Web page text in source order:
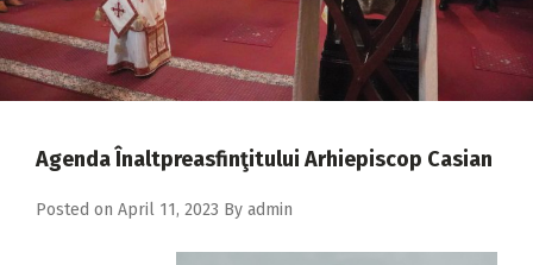
2020
2019
2017
2016
Agenda Înaltpreasfinţitului Arhiepiscop Casian
Posted on April 11, 2023 By admin